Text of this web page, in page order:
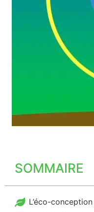
SOMMAIRE
L’éco-